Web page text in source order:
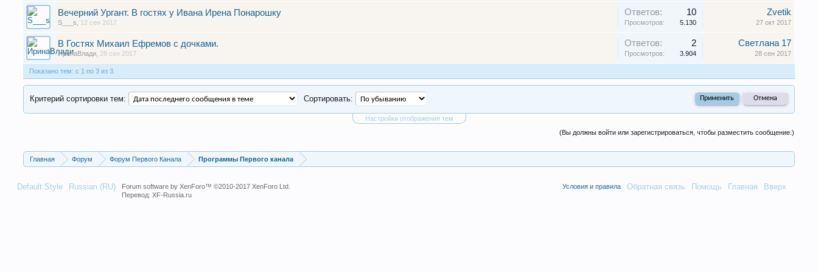
Вечерний Ургант. В гостях у Ивана Ирена Понарошку
S___s 12 сен 2017
Ответов: 10
Просмотров: 5.130
Zvetik
27 окт 2017
В Гостях Михаил Ефремов с дочками.
ИринаВлади 28 сен 2017
Ответов: 2
Просмотров: 3.904
Светлана 17
28 сен 2017
Показано тем: с 1 по 3 из 3.
Настройки отображения тем
Критерий сортировки тем: Сортировать:
(Вы должны войти или зарегистрироваться, чтобы разместить сообщение.)
Главная Форум Форум Первого Канала Программы Первого канала
Default Style Russian (RU) Обратная связь Помощь Главная Вверх
Условия и правила
Forum software by XenForo™©2010-2017 XenForo Ltd.
Перевод:XF-Russia.ru